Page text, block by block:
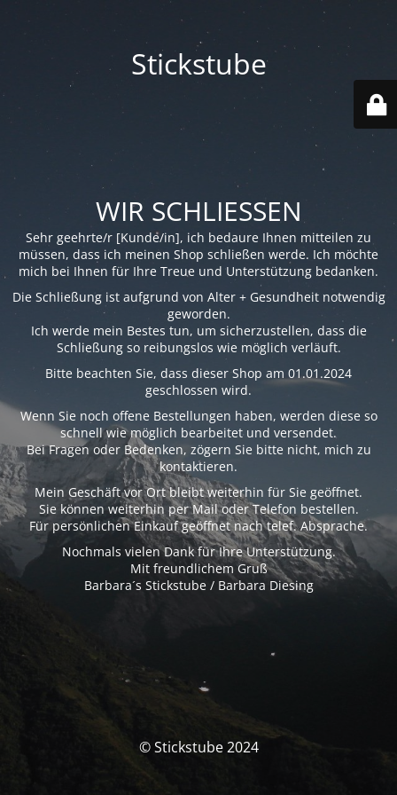
Stickstube
WIR SCHLIESSEN
Sehr geehrte/r [Kunde/in], ich bedaure Ihnen mitteilen zu
müssen, dass ich meinen Shop schließen werde. Ich möchte
mich bei Ihnen für Ihre Treue und Unterstützung bedanken.
Die Schließung ist aufgrund von Alter + Gesundheit notwendig
geworden.
Ich werde mein Bestes tun, um sicherzustellen, dass die
Schließung so reibungslos wie möglich verläuft.
Bitte beachten Sie, dass dieser Shop am 01.01.2024
geschlossen wird.
Wenn Sie noch offene Bestellungen haben, werden diese so
schnell wie möglich bearbeitet und versendet.
Bei Fragen oder Bedenken, zögern Sie bitte nicht, mich zu
kontaktieren.
Mein Geschäft vor Ort bleibt weiterhin für Sie geöffnet.
Sie können weiterhin per Mail oder Telefon bestellen.
Für persönlichen Einkauf geöffnet nach telef. Absprache.
Nochmals vielen Dank für Ihre Unterstützung.
Mit freundlichem Gruß
Barbara´s Stickstube / Barbara Diesing
© Stickstube 2024